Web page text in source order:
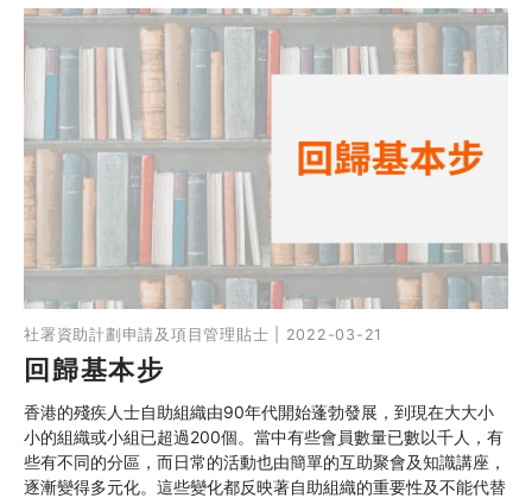
社署資助計劃申請及項目管理貼士 | 2022-03-21
回歸基本步
香港的殘疾人士自助組織由90年代開始蓬勃發展，到現在大大小
小的組織或小組已超過200個。當中有些會員數量已數以千人，有
些有不同的分區，而日常的活動也由簡單的互助聚會及知識講座，
逐漸變得多元化。這些變化都反映著自助組織的重要性及不能代替